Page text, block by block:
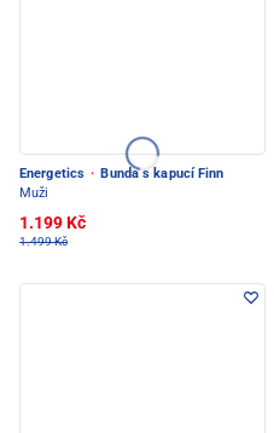
Energetics · Bunda s kapucí Finn
Muži
1.199 Kč
1.499 Kč